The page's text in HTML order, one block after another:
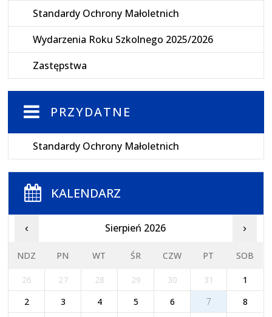
Standardy Ochrony Małoletnich
Wydarzenia Roku Szkolnego 2025/2026
Zastępstwa
PRZYDATNE
Standardy Ochrony Małoletnich
KALENDARZ
‹ Sierpień 2026 ›
NDZ PN WT ŚR CZW PT SOB
26 27 28 29 30 31
1
2
3 4 5 6 7
8